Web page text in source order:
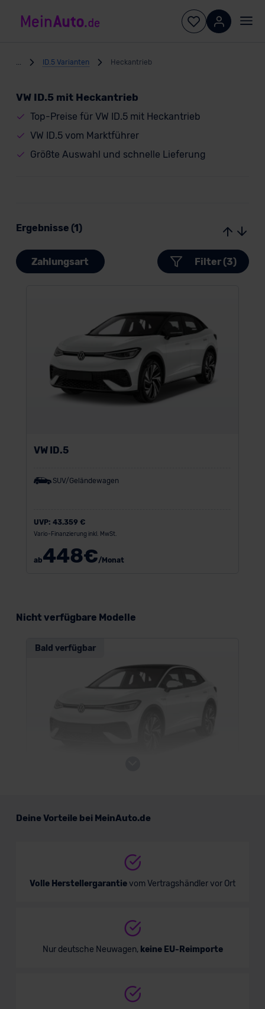
ID.5 Varianten Heckantrieb
VW ID.5 mit Heckantrieb
Top-Preise für VW ID.5 mit Heckantrieb
VW ID.5 vom Marktführer
Größte Auswahl und schnelle Lieferung
Ergebnisse (1)
Zahlungsart Filter (3)
VW ID.5
SUV/Geländewagen
UVP: 43.359 €
Vario-Finanzierung inkl. MwSt.
ab448€/Monat
Nicht verfügbare Modelle
Bald verfügbar
Deine Vorteile bei MeinAuto.de
Volle Herstellergarantievom Vertragshändler vor Ort
Nur deutsche Neuwagen, keine EU-Reimporte